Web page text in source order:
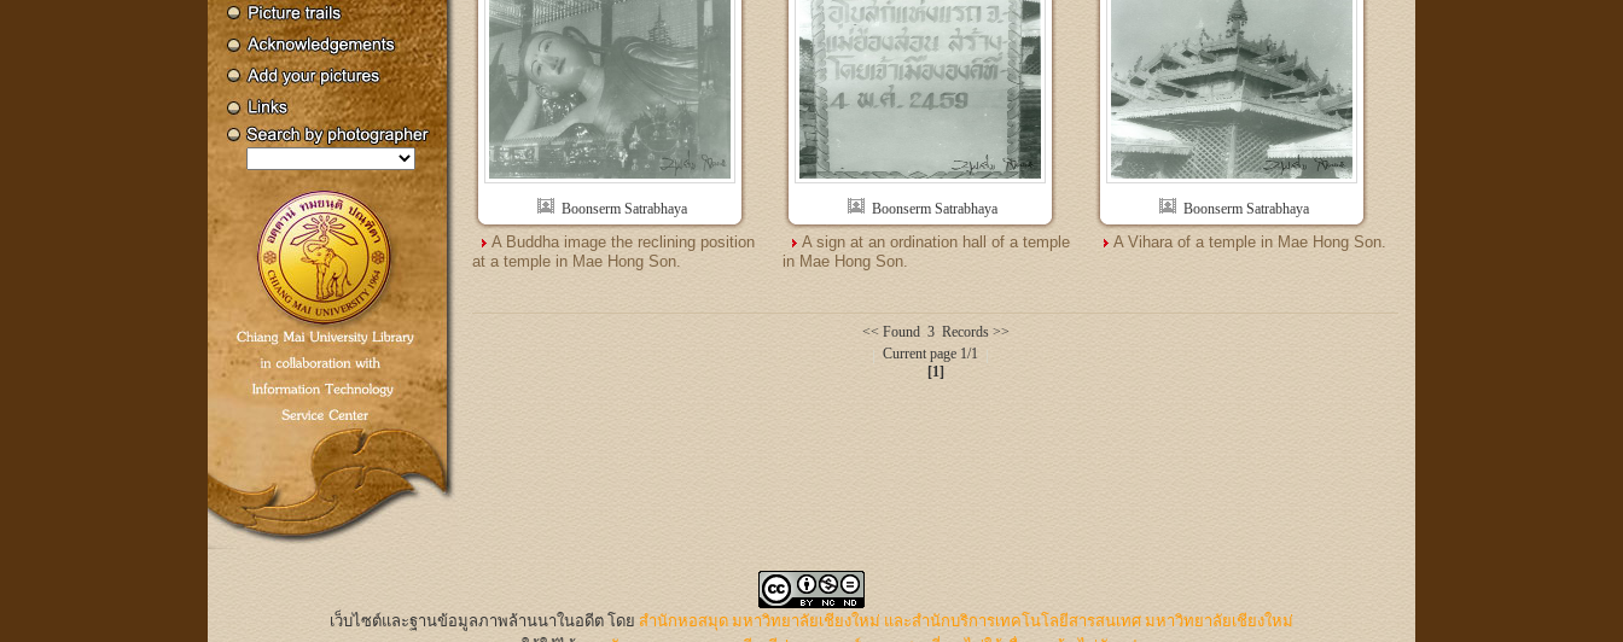
Boonserm Satrabhaya
A Buddha image the reclining position
at a temple in Mae Hong Son.
Boonserm Satrabhaya
A sign at an ordination hall of a temple
in Mae Hong Son.
Boonserm Satrabhaya
A Vihara of a temple in Mae Hong Son.
<< Found 3 Records >>
Current page 1/1
[1]
เว็บไซต์และฐานข้อมูลภาพล้านนาในอดีต โดย สำนักหอสมุด มหาวิทยาลัยเชียงใหม่ และสำนักบริการเทคโนโลยีสารสนเทศ มหาวิทยาลัยเชียงใหม่